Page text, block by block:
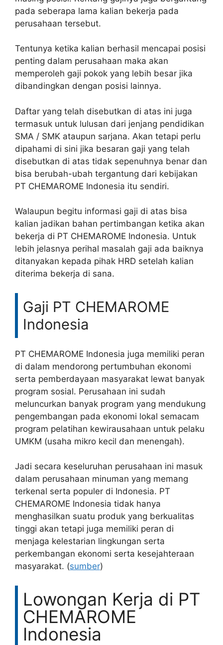
pada seberapa lama kalian bekerja pada
perusahaan tersebut.
Tentunya ketika kalian berhasil mencapai posisi
penting dalam perusahaan maka akan
memperoleh gaji pokok yang lebih besar jika
dibandingkan dengan posisi lainnya.
Daftar yang telah disebutkan di atas ini juga
termasuk untuk lulusan dari jenjang pendidikan
SMA / SMK ataupun sarjana. Akan tetapi perlu
dipahami di sini jika besaran gaji yang telah
disebutkan di atas tidak sepenuhnya benar dan
bisa berubah-ubah tergantung dari kebijakan
PT CHEMAROME Indonesia itu sendiri.
Walaupun begitu informasi gaji di atas bisa
kalian jadikan bahan pertimbangan ketika akan
bekerja di PT CHEMAROME Indonesia. Untuk
lebih jelasnya perihal masalah gaji ada baiknya
ditanyakan kepada pihak HRD setelah kalian
diterima bekerja di sana.
Gaji PT CHEMAROME
Indonesia
PT CHEMAROME Indonesia juga memiliki peran
di dalam mendorong pertumbuhan ekonomi
serta pemberdayaan masyarakat lewat banyak
program sosial. Perusahaan ini sudah
meluncurkan banyak program yang mendukung
pengembangan pada ekonomi lokal semacam
program pelatihan kewirausahaan untuk pelaku
UMKM (usaha mikro kecil dan menengah).
Jadi secara keseluruhan perusahaan ini masuk
dalam perusahaan minuman yang memang
terkenal serta populer di Indonesia. PT
CHEMAROME Indonesia tidak hanya
menghasilkan suatu produk yang berkualitas
tinggi akan tetapi juga memiliki peran di
menjaga kelestarian lingkungan serta
perkembangan ekonomi serta kesejahteraan
masyarakat. (sumber)
Lowongan Kerja di PT
CHEMAROME
Indonesia